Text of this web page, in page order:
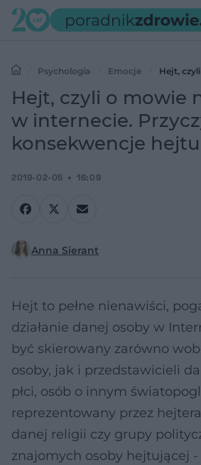
Psychologia Emocje
Hejt,
internecie. Przyczyny i konsekwencje hejtu
Hejt, czyli o mowie
w internecie.
konsekwencje hejtu
2019-02-05 16:09
Anna Sierant
Hejt to pełne nienawiści,
działanie danej osoby w
być skierowany zarówno
osoby, jak i przedstawicieli
płci, osób o innym
reprezentowany przez
danej religii czy grupy
znajomych osoby hejtującej